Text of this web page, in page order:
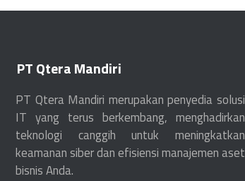
PT Qtera Mandiri
PT Qtera Mandiri merupakan penyedia solusi
IT yang terus berkembang, menghadirkan
teknologi canggih untuk meningkatkan
keamanan siber dan efisiensi manajemen aset
bisnis Anda.